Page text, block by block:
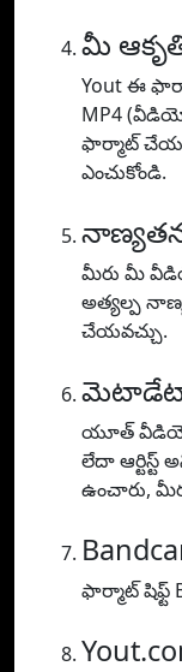
మీ
Yout ఈ
MP4
ఫార్మాట్
ఎంచుకోండి.
మీరు మీ
అత్యల్ప
చేయవచ్చు.
యూత్ వీడియో
లేదా
ఉంచారు,
ఫార్మాట్ షిఫ్ట్